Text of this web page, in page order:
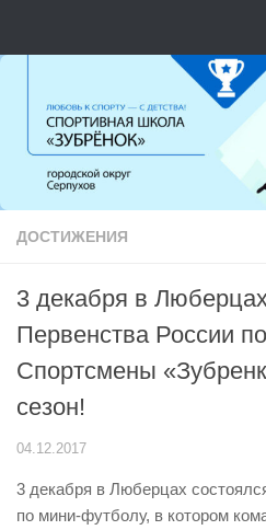
ДОСТИЖЕНИЯ
3 декабря в
Первенства России
Спортсмены
сезон!
04.12.2017
3 декабря в Люберцах
по мини-футболу, в котором